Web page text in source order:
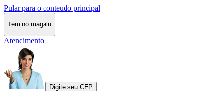
Pular para o conteudo principal
Tem no magalu
Atendimento
Digite seu CEP